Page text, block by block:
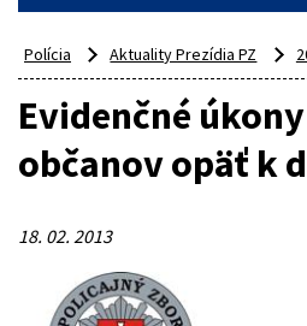
Polícia Aktuality Prezídia PZ
Evidenčné
občanov opäť k
18. 02. 2013